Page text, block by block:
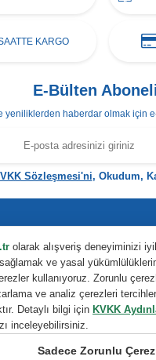
KARGO
E-Bülten
yeniliklerden haberdar olmak için
Sözleşmesi'ni, Okudum,
olarak alışveriş deneyiminizi
ve yasal
kullanıyoruz. Zorunlu
ve analiz çerezleri
Detaylı bilgi için KVKK
inceleyebilirsiniz.
Sadece Zorunlu